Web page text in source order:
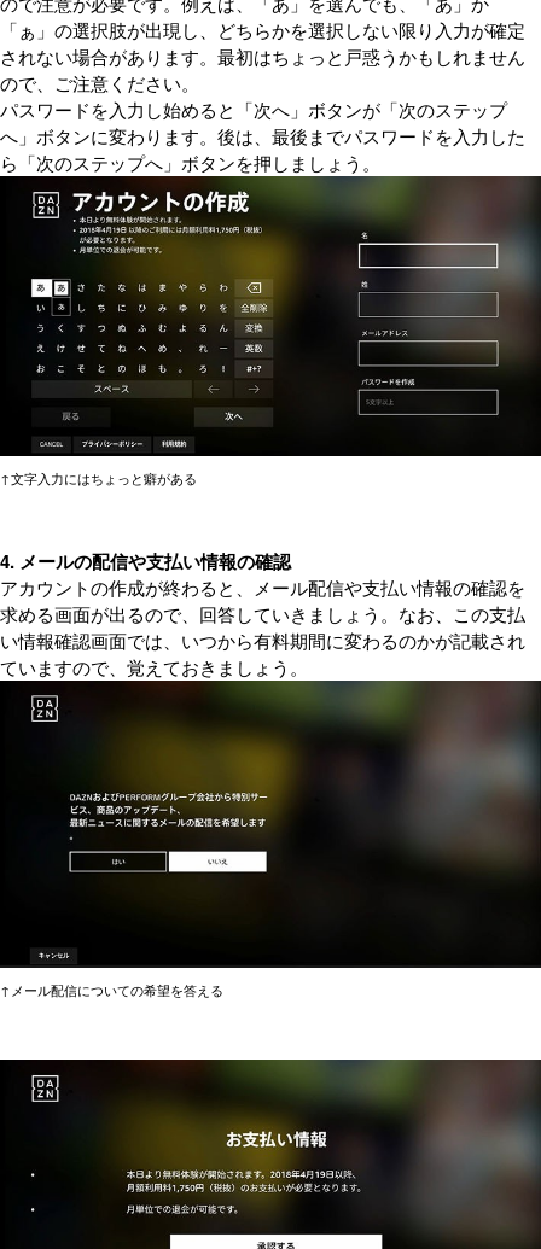
「ぁ」の選択肢が出現し、どちらかを選択しない限り入力が確定
されない場合があります。最初はちょっと戸惑うかもしれません
ので、ご注意ください。
パスワードを入力し始めると「次へ」ボタンが「次のステップ
へ」ボタンに変わります。後は、最後までパスワードを入力した
ら「次のステップへ」ボタンを押しましょう。
↑文字入力にはちょっと癖がある
4. メールの配信や支払い情報の確認
アカウントの作成が終わると、メール配信や支払い情報の確認を
求める画面が出るので、回答していきましょう。なお、この支払
い情報確認画面では、いつから有料期間に変わるのかが記載され
ていますので、覚えておきましょう。
↑メール配信についての希望を答える